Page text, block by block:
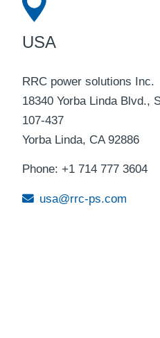
USA
RRC power solutions Inc.
18340 Yorba Linda Blvd.,
107-437
Yorba Linda, CA 92886
Phone: +1 714 777 3604
usa@rrc-ps.com